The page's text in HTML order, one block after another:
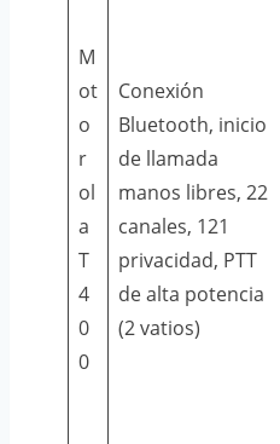
M
ot
o
r
ol
a
T
4
0
0
Conexión
Bluetooth, inicio
de llamada
manos libres, 22
canales, 121
privacidad, PTT
de alta potencia
(2 vatios)